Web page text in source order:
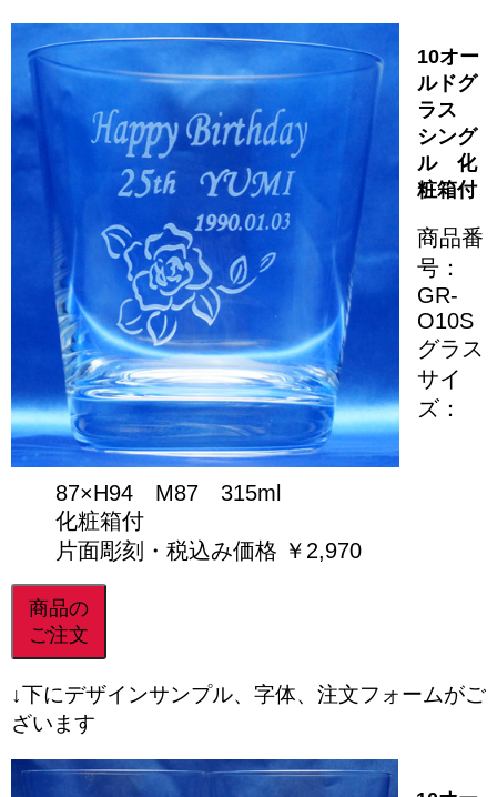
10オー
ルドグ
ラス
シング
ル 化
粧箱付
商品番
号：
GR-
O10S
グラス
サイ
ズ：
87×H94 M87 315ml
化粧箱付
片面彫刻・税込み価格 ￥2,970
商品の
ご注文
↓下にデザインサンプル、字体、注文フォームがご
ざいます